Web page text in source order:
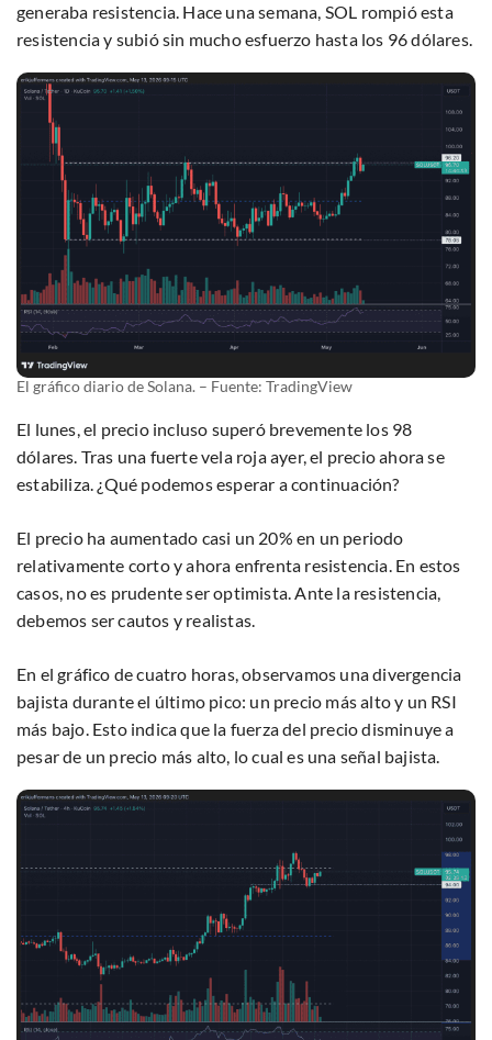
generaba resistencia. Hace una semana, SOL rompió esta
resistencia y subió sin mucho esfuerzo hasta los 96 dólares.
El gráfico diario de Solana. – Fuente: TradingView
El lunes, el precio incluso superó brevemente los 98
dólares. Tras una fuerte vela roja ayer, el precio ahora se
estabiliza. ¿Qué podemos esperar a continuación?
El precio ha aumentado casi un 20% en un periodo
relativamente corto y ahora enfrenta resistencia. En estos
casos, no es prudente ser optimista. Ante la resistencia,
debemos ser cautos y realistas.
En el gráfico de cuatro horas, observamos una divergencia
bajista durante el último pico: un precio más alto y un RSI
más bajo. Esto indica que la fuerza del precio disminuye a
pesar de un precio más alto, lo cual es una señal bajista.